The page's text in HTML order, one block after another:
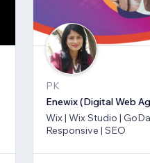
PK
Enewix (Digital Web
Wix | Wix Studio |
Responsive | SEO